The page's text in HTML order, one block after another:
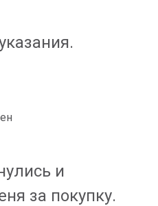
и
за покупку.